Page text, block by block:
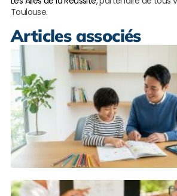
Toulouse.
Articles associés